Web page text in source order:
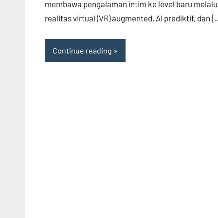
membawa pengalaman intim ke level baru
realitas virtual (VR) augmented, AI prediktif, dan
Continue reading